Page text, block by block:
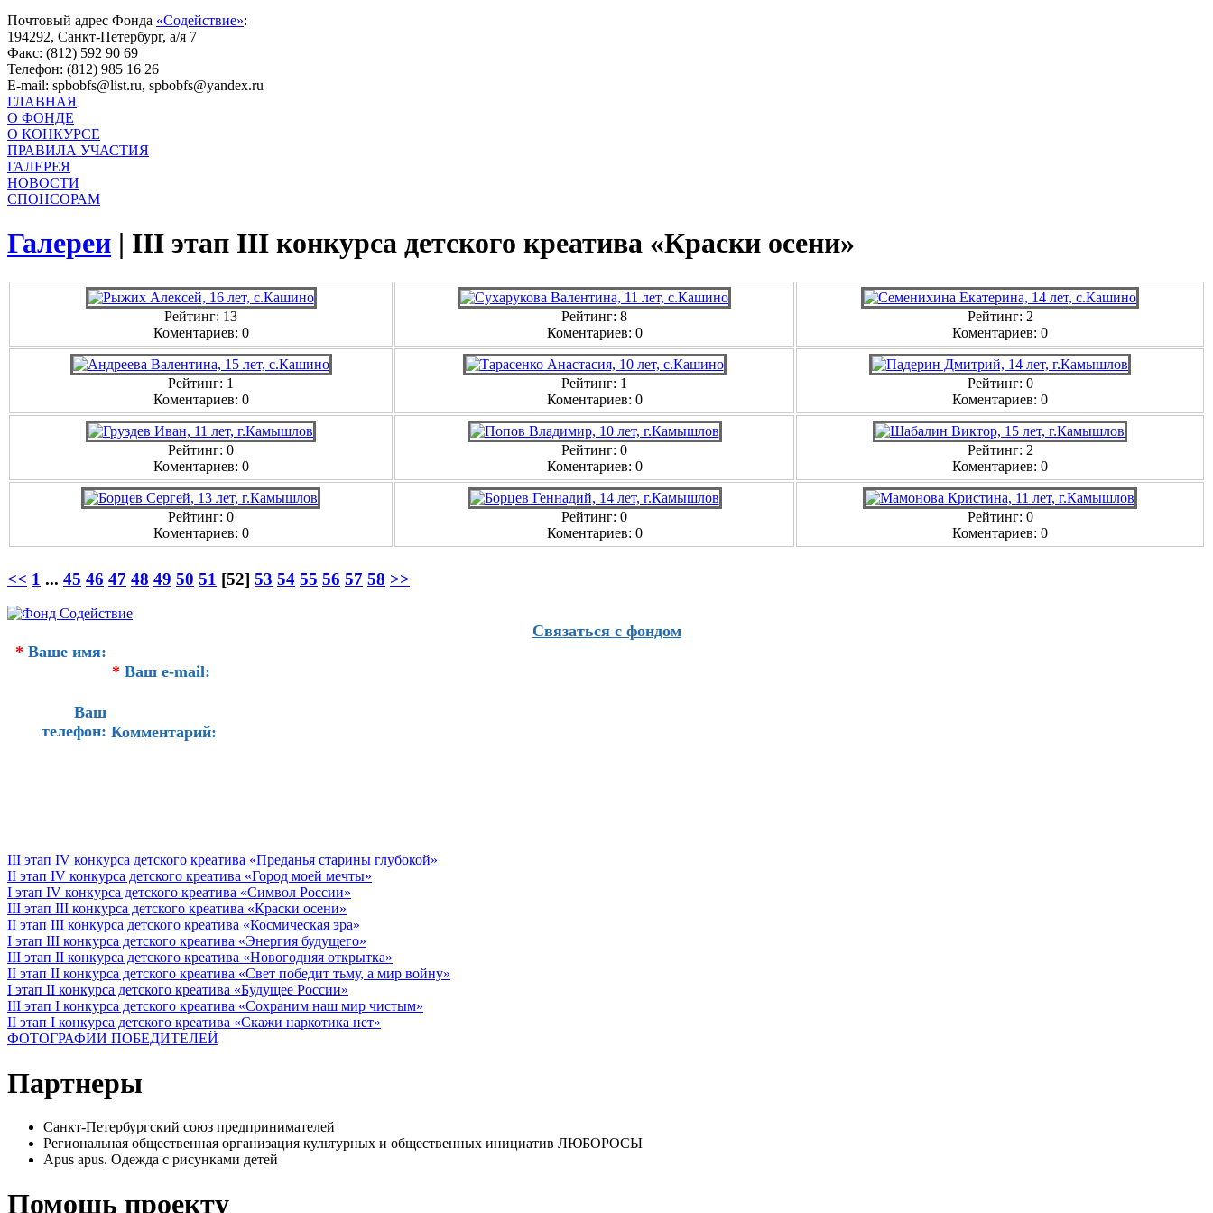
Почтовый адрес Фонда «Содействие»:
194292, Санкт-Петербург, а/я 7
Факс: (812) 592 90 69
Телефон: (812) 985 16 26
E-mail: spbobfs@list.ru, spbobfs@yandex.ru
ГЛАВНАЯ
О ФОНДЕ
О КОНКУРСЕ
ПРАВИЛА УЧАСТИЯ
ГАЛЕРЕЯ
НОВОСТИ
СПОНСОРАМ
Галереи | III этап III конкурса детского креатива «Краски осени»
Рейтинг: 13
Коментариев: 0
Рейтинг: 8
Коментариев: 0
Рейтинг: 2
Коментариев: 0
Рейтинг: 1
Коментариев: 0
Рейтинг: 1
Коментариев: 0
Рейтинг: 0
Коментариев: 0
Рейтинг: 0
Коментариев: 0
Рейтинг: 0
Коментариев: 0
Рейтинг: 2
Коментариев: 0
Рейтинг: 0
Коментариев: 0
Рейтинг: 0
Коментариев: 0
Рейтинг: 0
Коментариев: 0
<< 1 ... 45 46 47 48 49 50 51 [52] 53 54 55 56 57 58 >>
Связаться с фондом
* Ваше имя:
* Ваш e-mail:
Ваш
телефон: Комментарий:
III этап IV конкурса детского креатива «Преданья старины глубокой»
II этап IV конкурса детского креатива «Город моей мечты»
I этап IV конкурса детского креатива «Символ России»
III этап III конкурса детского креатива «Краски осени»
II этап III конкурса детского креатива «Космическая эра»
I этап III конкурса детского креатива «Энергия будущего»
III этап II конкурса детского креатива «Новогодняя открытка»
II этап II конкурса детского креатива «Свет победит тьму, а мир войну»
I этап II конкурса детского креатива «Будущее России»
III этап I конкурса детского креатива «Сохраним наш мир чистым»
II этап I конкурса детского креатива «Скажи наркотика нет»
ФОТОГРАФИИ ПОБЕДИТЕЛЕЙ
Партнеры
Санкт-Петербургский союз предпринимателей
Региональная общественная организация культурных и общественных инициатив ЛЮБОРОСЫ
Apus apus. Одежда с рисунками детей
Помощь проекту